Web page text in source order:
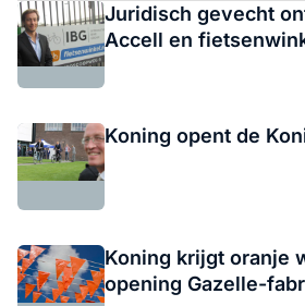
Juridisch gevecht
Accell en
Koning opent de
Koning krijgt oranje
opening Gazelle-